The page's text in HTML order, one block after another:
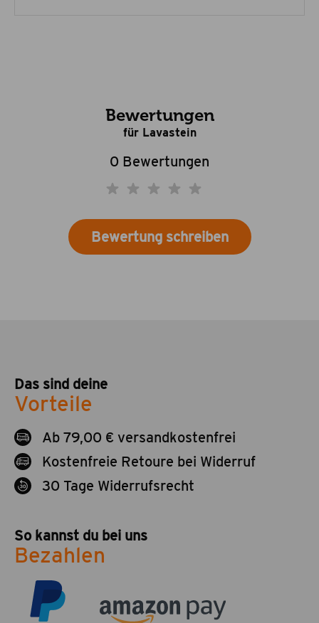
Bewertungen
für Lavastein
0 Bewertungen
Bewertung schreiben
Das sind deine
Vorteile
Ab 79,00 € versandkostenfrei
Kostenfreie Retoure bei Widerruf
30 Tage Widerrufsrecht
So kannst du bei uns
Bezahlen